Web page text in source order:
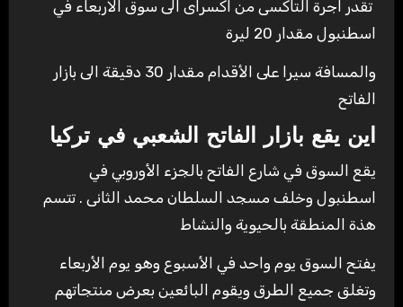
تقدر اجرة التاكسى من اكسراى الى سوق الاربعاء في
اسطنبول مقدار 20 ليرة
والمسافة سيرا على الأقدام مقدار 30 دقيقة الى بازار
الفاتح
اين يقع بازار الفاتح الشعبي في تركيا
يقع السوق في شارع الفاتح بالجزء الأوروبي في
اسطنبول وخلف مسجد السلطان محمد الثانى . تتسم
هذة المنطقة بالحيوية والنشاط
يفتح السوق يوم واحد في الأسبوع وهو يوم الأربعاء
وتغلق جميع الطرق ويقوم البائعين بعرض منتجاتهم